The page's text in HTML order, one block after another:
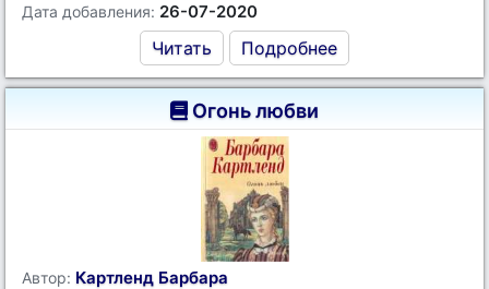
Дата добавления: 26-07-2020
Читать Подробнее
Огонь любви
Автор: Картленд Барбара